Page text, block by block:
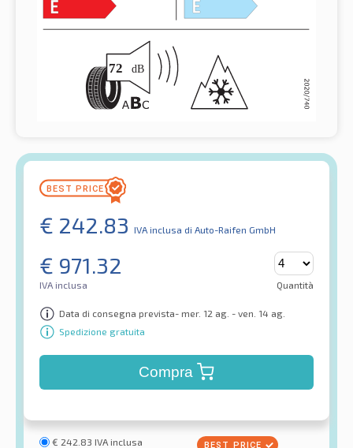
€ 242.83 IVA inclusa di Auto-Raifen GmbH
€ 971.32
IVA inclusa Quantità
Data di consegna prevista- mer. 12 ag. - ven. 14 ag.
Spedizione gratuita
Compra
€ 242.83 IVA inclusa